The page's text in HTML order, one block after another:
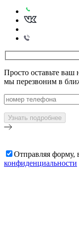
Просто оставьте ваш
мы перезвоним в
Отправляя форму,
конфиденциальности